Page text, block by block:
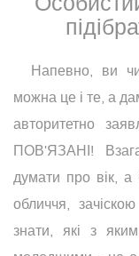
Напевно, ви
можна це і те, а
авторитетно
ПОВ'ЯЗАНІ!
думати про вік,
обличчя,
знати, які з